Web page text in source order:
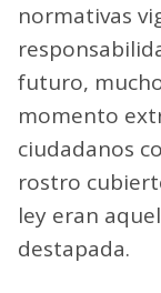
normativas
futuro,
momento
ciudadanos
rostro
ley eran
destapada.